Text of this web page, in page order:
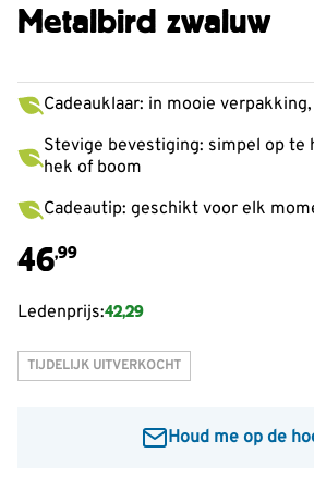
Metalbird zwaluw
Cadeauklaar: in mooie
Stevige bevestiging: simpel op te
hek of boom
Cadeautip: geschikt voor elk
46,99
Ledenprijs:42,29
TIJDELIJK UITVERKOCHT
Houd me op de